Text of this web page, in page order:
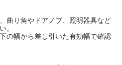
曲り角やドアノブ、照明器具など
。
の幅から差し引いた有効幅で確認